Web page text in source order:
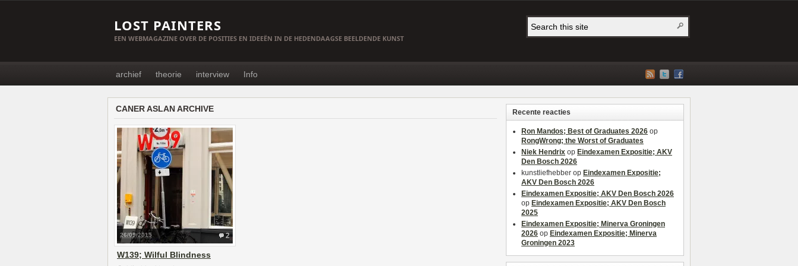
LOST PAINTERS
EEN WEBMAGAZINE OVER DE POSITIES EN IDEEËN IN DE HEDENDAAGSE BEELDENDE KUNST
archief theorie interview Info
CANER ASLAN ARCHIVE
2
26/09/2015
W139; Wilful Blindness
Recente reacties
Ron Mandos; Best of Graduates 2026 op
RongWrong; the Worst of Graduates
Niek Hendrix op Eindexamen Expositie; AKV
Den Bosch 2026
kunstliefhebber op Eindexamen Expositie;
AKV Den Bosch 2026
Eindexamen Expositie; AKV Den Bosch 2026
op Eindexamen Expositie; AKV Den Bosch
2025
Eindexamen Expositie; Minerva Groningen
2026 op Eindexamen Expositie; Minerva
Groningen 2023